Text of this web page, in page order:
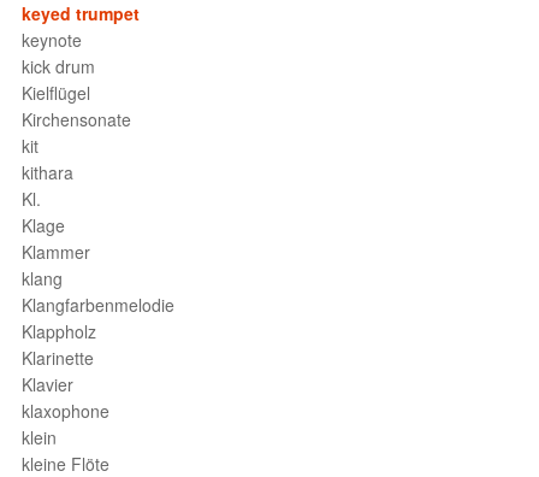
keyed trumpet
keynote
kick drum
Kielflügel
Kirchensonate
kit
kithara
Kl.
Klage
Klammer
klang
Klangfarbenmelodie
Klappholz
Klarinette
Klavier
klaxophone
klein
kleine Flöte